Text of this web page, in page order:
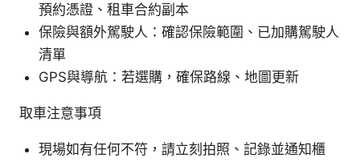
預約憑證、租車合約副本
保險與額外駕駛人：確認保險範圍、已加購駕駛人
清單
GPS與導航：若選購，確保路線、地圖更新
取車注意事項
現場如有任何不符，請立刻拍照、記錄並通知櫃